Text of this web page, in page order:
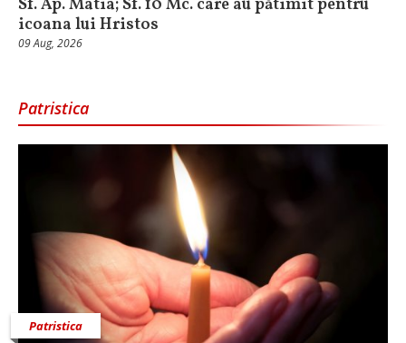
Sf. Ap. Matia; Sf. 10 Mc. care au pătimit pentru
icoana lui Hristos
09 Aug, 2026
Patristica
Patristica